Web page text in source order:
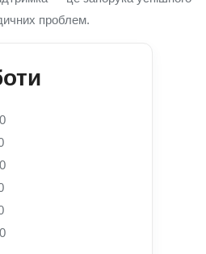
проблем.